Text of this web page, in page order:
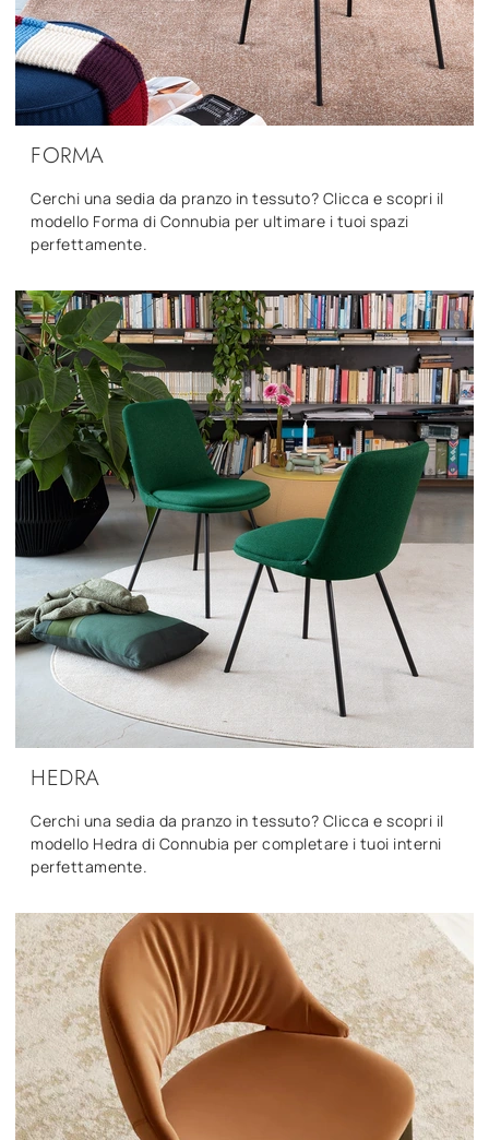
FORMA
Cerchi una sedia da pranzo in tessuto? Clicca e scopri il
modello Forma di Connubia per ultimare i tuoi spazi
perfettamente.
HEDRA
Cerchi una sedia da pranzo in tessuto? Clicca e scopri il
modello Hedra di Connubia per completare i tuoi interni
perfettamente.